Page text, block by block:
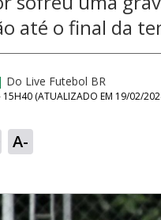
até o final da
| Do Live Futebol BR
15H40 (ATUALIZADO EM 19/02/
A-